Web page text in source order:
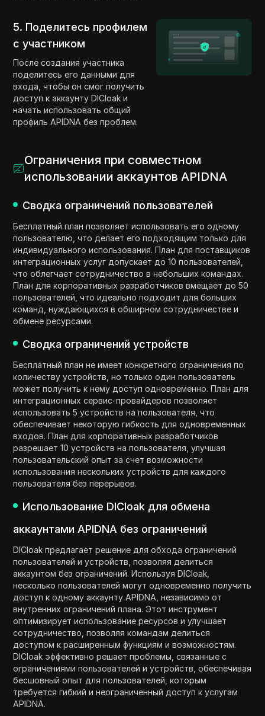
5. Поделитесь профилем
с участником
После создания участника
поделитесь его данными для
входа, чтобы он смог получить
доступ к аккаунту DICloak и
начать использовать общий
профиль APIDNA без проблем.
Ограничения при совместном
использовании аккаунтов APIDNA
Сводка ограничений пользователей
Бесплатный план позволяет использовать его одному
пользователю, что делает его подходящим только для
индивидуального использования. План для поставщиков
интеграционных услуг допускает до 10 пользователей,
что облегчает сотрудничество в небольших командах.
План для корпоративных разработчиков вмещает до 50
пользователей, что идеально подходит для больших
команд, нуждающихся в обширном сотрудничестве и
обмене ресурсами.
Сводка ограничений устройств
Бесплатный план не имеет конкретного ограничения по
количеству устройств, но только один пользователь
может получить к нему доступ одновременно. План для
интеграционных сервис-провайдеров позволяет
использовать 5 устройств на пользователя, что
обеспечивает некоторую гибкость для одновременных
входов. План для корпоративных разработчиков
разрешает 10 устройств на пользователя, улучшая
пользовательский опыт за счет возможности
использования нескольких устройств для каждого
пользователя без перерывов.
Использование DICloak для обмена
аккаунтами APIDNA без ограничений
DICloak предлагает решение для обхода ограничений
пользователей и устройств, позволяя делиться
аккаунтом без ограничений. Используя DICloak,
несколько пользователей могут одновременно получить
доступ к одному аккаунту APIDNA, независимо от
внутренних ограничений плана. Этот инструмент
оптимизирует использование ресурсов и улучшает
сотрудничество, позволяя командам делиться
доступом к расширенным функциям и возможностям.
DICloak эффективно решает проблемы, связанные с
ограничениями пользователей и устройств, обеспечивая
бесшовный опыт для пользователей, которым
требуется гибкий и неограниченный доступ к услугам
APIDNA.